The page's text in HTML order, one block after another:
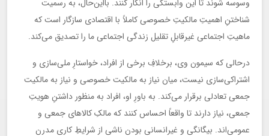
وسوسه شوند تا این وابستگی را انکار کنند. بااین‌حال، به رسمیت
شناختنِ اهمیتِ مالکیتِ خصوصی کاملاً با اقتصادی سازگار است که
ماهیتِ اجتماعی غیرقابلِ تقلیل زندگی اجتماعی ما را تصدیق می‌کند.
درحالی که سیمون وی، برخلافِ برخی از افراد، خواستارِ ملی‌سازی و
اشتراکی‌سازی نیست، میان نیاز به مالکیت خصوصی و نیاز به مالکیت
جمعی تعادلی برقرار می‌کند. به باورِ او، افراد به منظور داشتنِ هویتِ
جمعی، نیاز دارند تا واقعاً احساس کنند که مالکِ کالاهای جمعی و
عمومی‌اند. بیگانگی و غیرانسانی بودن ناشی از شرایطِ کاری مدرن